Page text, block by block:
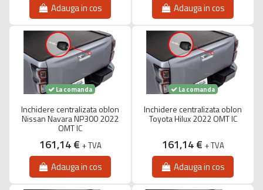
Adauga in cos Adauga in cos
La comanda
Inchidere centralizata oblon
Nissan Navara NP300 2022
OMT IC
161,14 € + TVA
Adauga in cos
La comanda
Inchidere centralizata oblon
Toyota Hilux 2022 OMT IC
161,14 € + TVA
Adauga in cos